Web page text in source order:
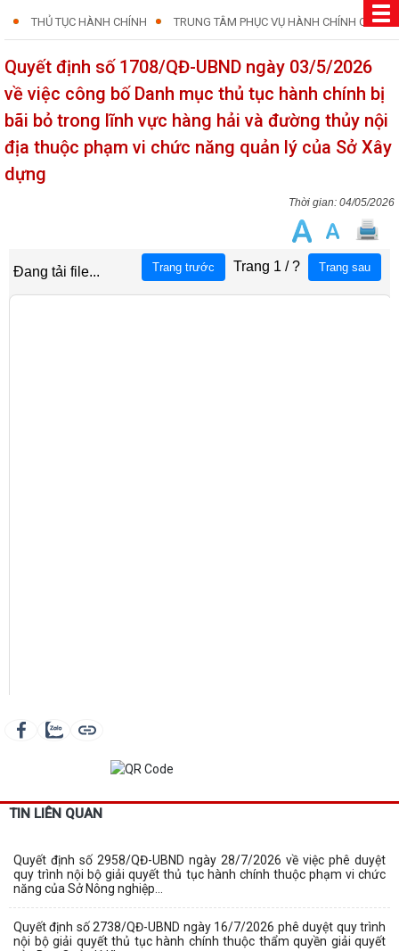
THỦ TỤC HÀNH CHÍNH TRUNG TÂM PHỤC VỤ HÀNH CHÍNH CÔNG
Quyết định số 1708/QĐ-UBND ngày 03/5/2026
về việc công bố Danh mục thủ tục hành chính bị
bãi bỏ trong lĩnh vực hàng hải và đường thủy nội
địa thuộc phạm vi chức năng quản lý của Sở Xây
dựng
04/05/2026
TIN LIÊN QUAN
Quyết định số 2958/QĐ-UBND ngày 28/7/2026 về việc phê duyệt
quy trình nội bộ giải quyết thủ tục hành chính thuộc phạm vi chức
năng của Sở Nông nghiệp...
Quyết định số 2738/QĐ-UBND ngày 16/7/2026 phê duyệt quy trình
nội bộ giải quyết thủ tục hành chính thuộc thẩm quyền giải quyết